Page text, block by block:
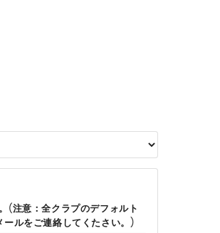
(注意：全クラプのデフォルト
ルをご連絡してくたさい。)